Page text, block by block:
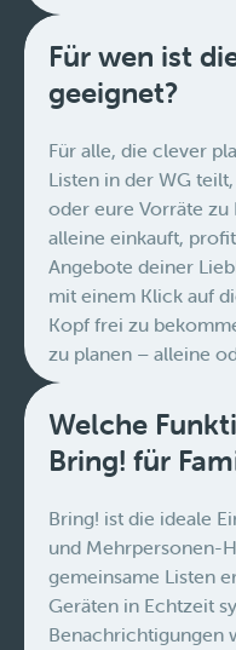
Für wen ist
geeignet?
Für alle, die clever
Listen in der WG
oder eure Vorräte zu
alleine einkauft,
Angebote deiner
mit einem Klick auf
Kopf frei zu
zu planen – alleine
Welche
Bring! für
Bring! ist die ideale
und Mehrpersonen-
gemeinsame Listen
Geräten in Echtzeit
Benachrichtigungen